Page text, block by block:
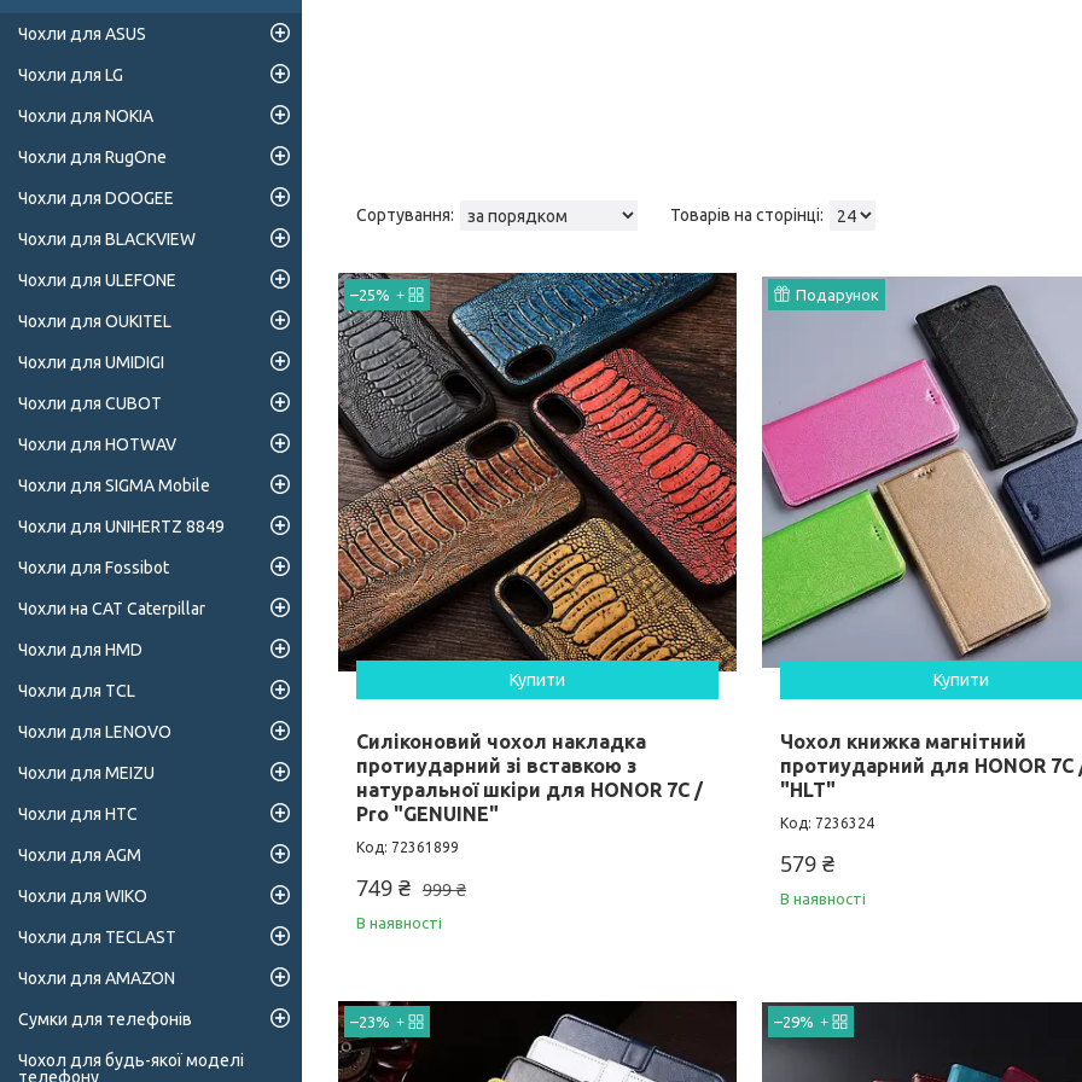
–25%
Купити
Силіконовий чохол накладка
протиударний зі вставкою з
натуральної шкіри для HONOR 7C /
Pro "GENUINE"
72361899
999 ₴
749 ₴
В наявності
Подарунок
Купити
Чохол книжка магнітний
протиударний для HONOR 7C
"HLT"
7236324
579 ₴
В наявності
–23% –29%
Чохли для ASUS
Чохли для LG
Чохли для NOKIA
Чохли для RugOne
Чохли для DOOGEE
Чохли для BLACKVIEW
Чохли для ULEFONE
Чохли для OUKITEL
Чохли для UMIDIGI
Чохли для CUBOT
Чохли для HOTWAV
Чохли для SIGMA Mobile
Чохли для UNIHERTZ 8849
Чохли для Fossibot
Чохли на CAT Caterpillar
Чохли для HMD
Чохли для TCL
Чохли для LENOVO
Чохли для MEIZU
Чохли для HTC
Чохли для AGM
Чохли для WIKO
Чохли для TECLAST
Чохли для AMAZON
Сумки для телефонів
Чохол для будь-якої моделі
телефону